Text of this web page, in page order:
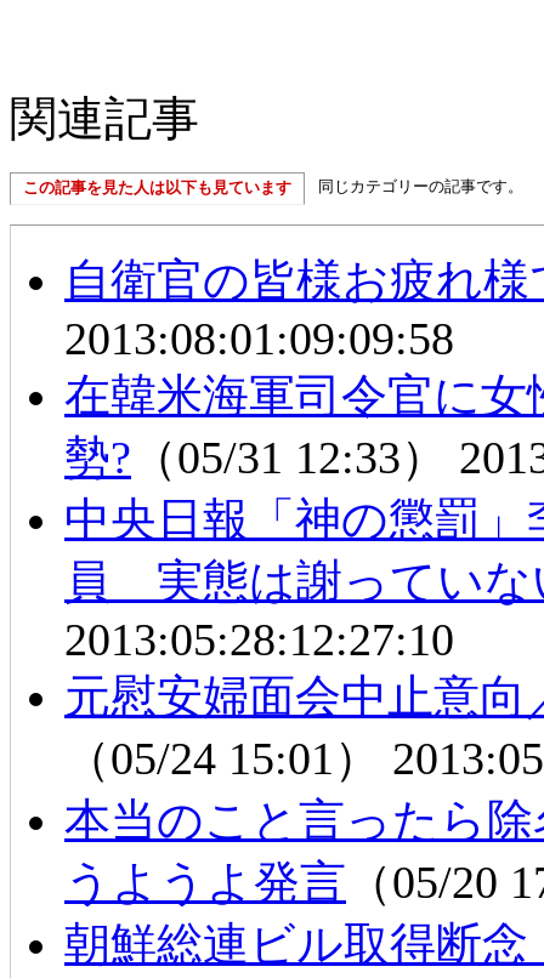
関連記事
この記事を見た人は以下も見ています 同じカテゴリーの記事です。
自衛官の皆様お疲れ
2013:08:01:09:09:58
在韓米海軍司令官に
勢? （05/31 12:33）
中央日報「神の懲罰
員 実態は謝っていな
2013:05:28:12:27:10
元慰安婦面会中止意
（05/24 15:01）
本当のこと言ったら
うようよ発言 （05/20
朝鮮総連ビル取得断